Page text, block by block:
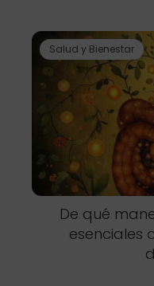
Salud y Bienestar
De qué
esenciales